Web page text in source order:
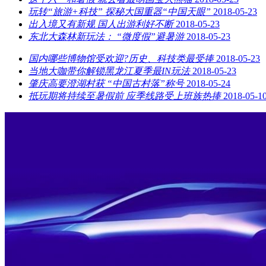
玩转“旅游+科技” 探秘大国重器“中国天眼” 2018-05-23
出入境又有新规 国人出游利好不断 2018-05-23
东北大森林新玩法： “微度假”避暑游 2018-05-23
国内哪些博物馆受欢迎?历史、科技类最受捧 2018-05-23
当地大咖带你解锁黑龙江夏季最IN玩法 2018-05-23
肇庆高要澄湖村获 “中国古村落”称号 2018-05-24
抵玩期将持续至暑假前 应季线路受上班族热捧 2018-05-